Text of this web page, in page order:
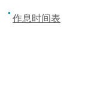
作息时间表